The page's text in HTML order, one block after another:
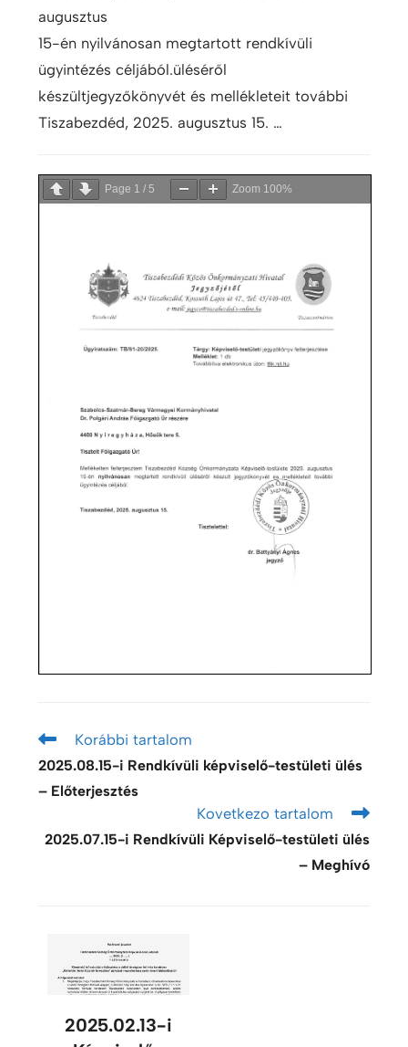
augusztus
15-én nyilvánosan megtartott rendkívüli
ügyintézés céljából.üléséről
készültjegyzőkönyvét és mellékleteit további
Tiszabezdéd, 2025. augusztus 15. …
Page 1 / 5 Zoom 100%
Korábbi tartalom
2025.08.15-i Rendkívüli képviselő-testületi ülés
– Előterjesztés
Kovetkezo tartalom
2025.07.15-i Rendkívüli Képviselő-testületi ülés
– Meghívó
2025.02.13-i